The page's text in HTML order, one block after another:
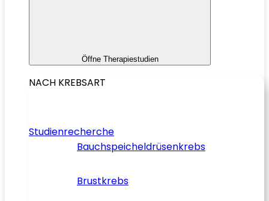
Öffne Therapiestudien
NACH KREBSART
Studienrecherche
Bauchspeicheldrüsenkrebs
Brustkrebs